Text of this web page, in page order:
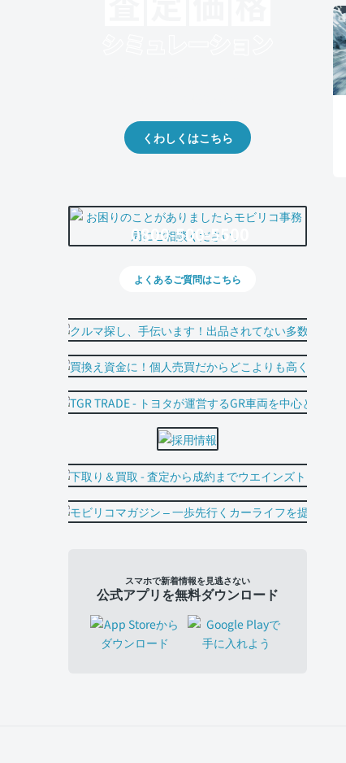
くわしくはこちら
0800-500-5500
よくあるご質問はこちら
スマホで新着情報を見逃さない
公式アプリを無料ダウンロード